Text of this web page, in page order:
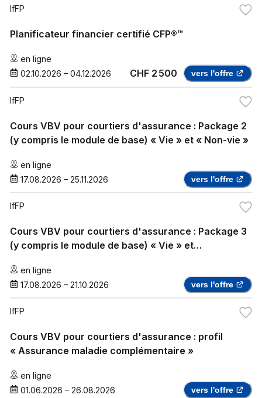
IfFP
Planificateur financier certifié CFP®™
en ligne
02.10.2026 – 04.12.2026 CHF 2 500 vers l'offre
IfFP
Cours VBV pour courtiers d'assurance : Package 2
(y compris le module de base) « Vie » et « Non-vie »
en ligne
17.08.2026 – 25.11.2026 vers l'offre
IfFP
Cours VBV pour courtiers d'assurance : Package 3
(y compris le module de base) « Vie » et
en ligne
17.08.2026 – 21.10.2026 vers l'offre
IfFP
Cours VBV pour courtiers d'assurance : profil
« Assurance maladie complémentaire »
en ligne
01.06.2026 – 26.08.2026 vers l'offre